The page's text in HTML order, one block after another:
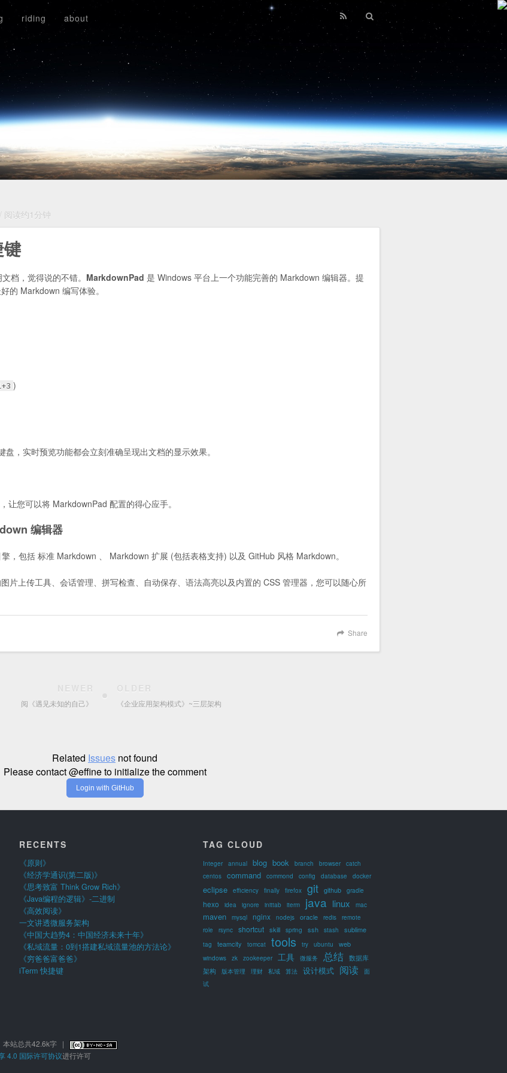
riding about
/ 阅读约1分钟
档，觉得说的不错。 MarkdownPad 是 Windows 平台上一个功能完善的 Markdown 编辑器。提
的 Markdown 编写体验。
)
盘，实时预览功能都会立刻准确呈现出文档的显示效果。
让您可以将 MarkdownPad 配置的得心应手。
编辑器
，包括 标准 Markdown 、 Markdown 扩展 (包括表格支持) 以及 GitHub 风格 Markdown。
片上传工具、会话管理、拼写检查、自动保存、语法高亮以及内置的 CSS 管理器，您可以随心所
Share
NEWER
阅《遇见未知的自己》
OLDER
《企业应用架构模式》~三层架构
Related Issues not found
Please contact @effine to initialize the comment
Login with GitHub
RECENTS
《原则》
《经济学通识(第二版)》
《思考致富 Think Grow Rich》
《Java编程的逻辑》-二进制
《高效阅读》
一文讲透微服务架构
《中国大趋势4：中国经济未来十年》
《私域流量：0到1搭建私域流量池的方法论》
《穷爸爸富爸爸》
iTerm 快捷键
TAG CLOUD
Integer annual blog book branch browser
catch
centos
command commond config database docker
eclipse efficiency finally firefox git github gradle
hexo idea ignore inittab iterm java linux mac
maven mysql nginx nodejs oracle redis
remote
role
rsync shortcut skill spring ssh stash sublime
tag teamcity tomcat tools try ubuntu web
windows zk zookeeper 工具 微服务 总结 数据库
架构
版本管理 理财 私域 算法 设计模式 阅读
面
试
本站总共42.6k字 |
4.0 国际许可协议进行许可